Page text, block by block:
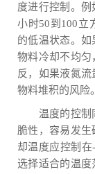
度进行控制。
小时50到100立
的低温状态。
物料冷却不均匀
反，如果液氮
物料堆积的风险。
温度的控制同
脆性，容易发
却温度应控制
选择适合的温度